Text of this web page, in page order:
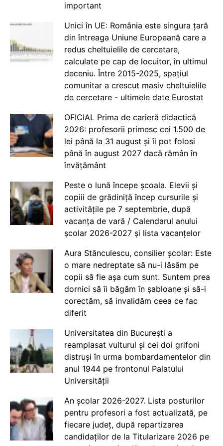
important
Unici în UE: România este singura țară
din întreaga Uniune Europeană care a
redus cheltuielile de cercetare,
calculate pe cap de locuitor, în ultimul
deceniu. Între 2015-2025, spațiul
comunitar a crescut masiv cheltuielile
de cercetare - ultimele date Eurostat
OFICIAL Prima de carieră didactică
2026: profesorii primesc cei 1.500 de
lei până la 31 august și îi pot folosi
până în august 2027 dacă rămân în
învățământ
Peste o lună începe școala. Elevii și
copiii de grădiniță încep cursurile și
activitățile pe 7 septembrie, după
vacanța de vară / Calendarul anului
școlar 2026-2027 și lista vacanțelor
Aura Stănculescu, consilier școlar: Este
o mare nedreptate să nu-i lăsăm pe
copii să fie așa cum sunt. Suntem prea
dornici să îi băgăm în șabloane și să-i
corectăm, să invalidăm ceea ce fac
diferit
Universitatea din București a
reamplasat vulturul și cei doi grifoni
distruși în urma bombardamentelor din
anul 1944 pe frontonul Palatului
Universității
An școlar 2026-2027. Lista posturilor
pentru profesori a fost actualizată, pe
fiecare județ, după repartizarea
candidaților de la Titularizare 2026 pe